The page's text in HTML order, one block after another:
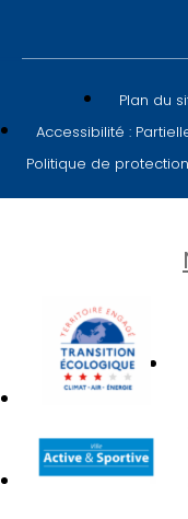
Plan du
Accessibilité :
Politique de